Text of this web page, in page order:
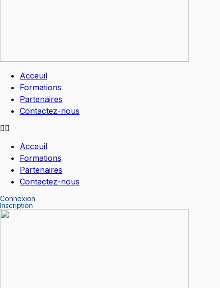
Acceuil
Formations
Partenaires
Contactez-nous
Acceuil
Formations
Partenaires
Contactez-nous
Connexion
Inscription